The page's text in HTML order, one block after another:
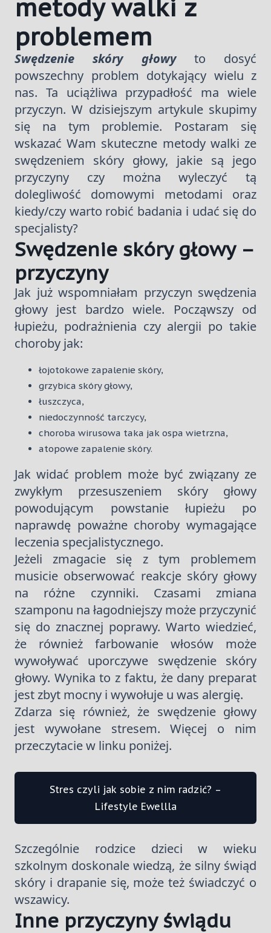
metody walki z
problemem
Swędzenie skóry głowy to dosyć
powszechny problem dotykający wielu z
nas. Ta uciążliwa przypadłość ma wiele
przyczyn. W dzisiejszym artykule skupimy
się na tym problemie. Postaram się
wskazać Wam skuteczne metody walki ze
swędzeniem skóry głowy, jakie są jego
przyczyny czy można wyleczyć tą
dolegliwość domowymi metodami oraz
kiedy/czy warto robić badania i udać się do
specjalisty?
Swędzenie skóry głowy –
przyczyny
Jak już wspomniałam przyczyn swędzenia
głowy jest bardzo wiele. Począwszy od
łupieżu, podrażnienia czy alergii po takie
choroby jak:
łojotokowe zapalenie skóry,
grzybica skóry głowy,
łuszczyca,
niedoczynność tarczycy,
choroba wirusowa taka jak ospa wietrzna,
atopowe zapalenie skóry.
Jak widać problem może być związany ze
zwykłym przesuszeniem skóry głowy
powodującym powstanie łupieżu po
naprawdę poważne choroby wymagające
leczenia specjalistycznego.
Jeżeli zmagacie się z tym problemem
musicie obserwować reakcje skóry głowy
na różne czynniki. Czasami zmiana
szamponu na łagodniejszy może przyczynić
się do znacznej poprawy. Warto wiedzieć,
że również farbowanie włosów może
wywoływać uporczywe swędzenie skóry
głowy. Wynika to z faktu, że dany preparat
jest zbyt mocny i wywołuje u was alergię.
Zdarza się również, że swędzenie głowy
jest wywołane stresem. Więcej o nim
przeczytacie w linku poniżej.
Stres czyli jak sobie z nim radzić? –
Lifestyle Ewellla
Szczególnie rodzice dzieci w wieku
szkolnym doskonale wiedzą, że silny świąd
skóry i drapanie się, może też świadczyć o
wszawicy.
Inne przyczyny świądu